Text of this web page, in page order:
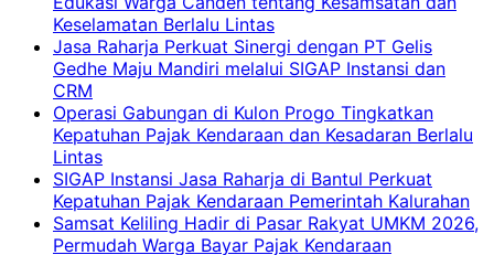
Keselamatan Berlalu Lintas
Jasa Raharja Perkuat Sinergi dengan PT Gelis
Gedhe Maju Mandiri melalui SIGAP Instansi dan
CRM
Operasi Gabungan di Kulon Progo Tingkatkan
Kepatuhan Pajak Kendaraan dan Kesadaran Berlalu
Lintas
SIGAP Instansi Jasa Raharja di Bantul Perkuat
Kepatuhan Pajak Kendaraan Pemerintah Kalurahan
Samsat Keliling Hadir di Pasar Rakyat UMKM 2026,
Permudah Warga Bayar Pajak Kendaraan